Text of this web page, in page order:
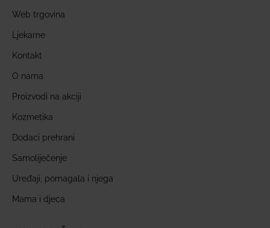
Web trgovina
Ljekarne
Kontakt
O nama
Proizvodi na akciji
Kozmetika
Dodaci prehrani
Samoliječenje
Uređaji, pomagala i njega
Mama i djeca